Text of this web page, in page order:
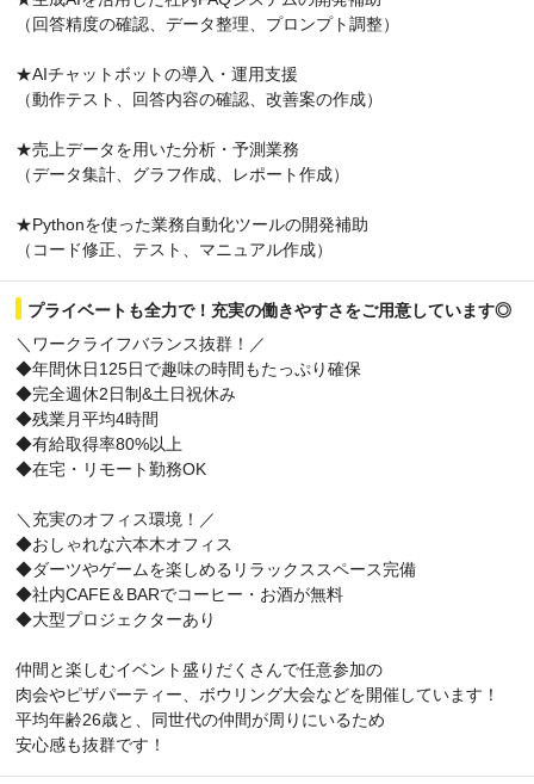
（回答精度の確認、データ整理、プロンプト調整）
★AIチャットボットの導入・運用支援
（動作テスト、回答内容の確認、改善案の作成）
★売上データを用いた分析・予測業務
（データ集計、グラフ作成、レポート作成）
★Pythonを使った業務自動化ツールの開発補助
（コード修正、テスト、マニュアル作成）
プライベートも全力で！充実の働きやすさをご用意しています◎
＼ワークライフバランス抜群！／
◆年間休日125日で趣味の時間もたっぷり確保
◆完全週休2日制&土日祝休み
◆残業月平均4時間
◆有給取得率80%以上
◆在宅・リモート勤務OK
＼充実のオフィス環境！／
◆おしゃれな六本木オフィス
◆ダーツやゲームを楽しめるリラックススペース完備
◆社内CAFE＆BARでコーヒー・お酒が無料
◆大型プロジェクターあり
仲間と楽しむイベント盛りだくさんで任意参加の
肉会やピザパーティー、ボウリング大会などを開催しています！
平均年齢26歳と、同世代の仲間が周りにいるため
安心感も抜群です！